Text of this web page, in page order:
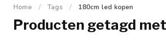
Home / Tags / 180cm led kopen
Producten getagd